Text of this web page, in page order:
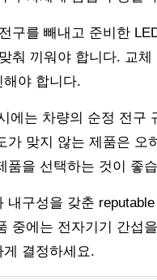
구를 빼내고 준비한
춰 끼워야 합니다. 교
야 합니다.
에는 차량의 순정 전구
가 맞지 않는 제품은 오
품을 선택하는 것이 좋
내구성을 갖춘
중에는 전자기기 간섭
결정하세요.